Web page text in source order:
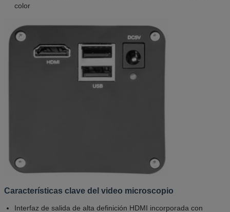
color
Características clave del video microscopio
Interfaz de salida de alta definición HDMI incorporada con